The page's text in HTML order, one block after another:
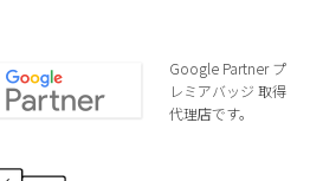
Google Partner プ
レミアバッジ 取得
代理店です。